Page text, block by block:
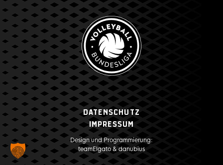
Datenschutz
Impressum
Design und Programmierung:
teamElgato&danubius